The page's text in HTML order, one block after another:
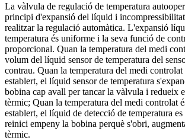
La vàlvula de regulació de temperatura
principi d'expansió del líquid i
realitzar la regulació automàtica. L'expansió
temperatura és uniforme i la seva funció de
proporcional. Quan la temperatura del medi
volum del líquid sensor de temperatura del
contrau. Quan la temperatura del medi
establert, el líquid sensor de temperatura
bobina cap avall per tancar la vàlvula i redueix
tèrmic; Quan la temperatura del medi controlat
establert, el líquid de detecció de temperatura
reinici empeny la bobina perquè s'obri,
tèrmic.